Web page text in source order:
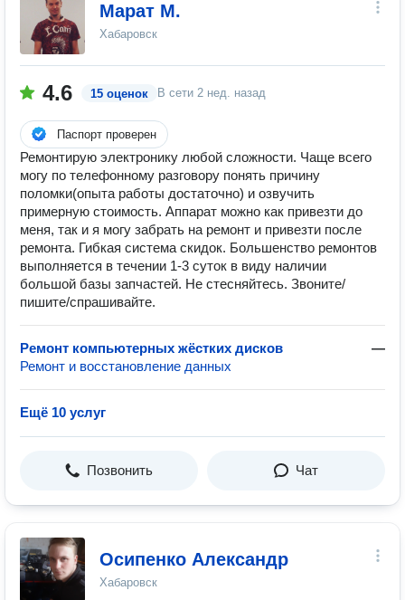
Марат М.
Хабаровск
4.6 15 оценок В сети 2 нед. назад
Паспорт проверен
Ремонтирую электронику любой сложности. Чаще всего
могу по телефонному разговору понять причину
поломки(опыта работы достаточно) и озвучить
примерную стоимость. Аппарат можно как привезти до
меня, так и я могу забрать на ремонт и привезти после
ремонта. Гибкая система скидок. Большенство ремонтов
выполняется в течении 1-3 суток в виду наличии
большой базы запчастей. Не стесняйтесь. Звоните/
пишите/спрашивайте.
Ремонт компьютерных жёстких дисков
—
Ремонт и восстановление данных
Ещё 10 услуг
Позвонить Чат
Осипенко Александр
Хабаровск